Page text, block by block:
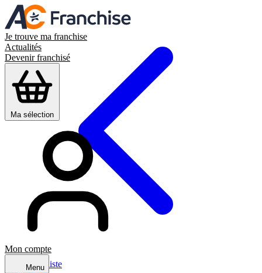
Je trouve ma franchise
Actualités
Devenir franchisé
Ma sélection
Mon compte
Menu
Retour à la liste